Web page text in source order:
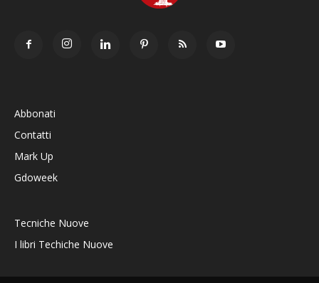
Abbonati
Contatti
Mark Up
Gdoweek
Tecniche Nuove
I libri Techiche Nuove